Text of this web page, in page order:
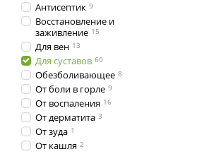
Антисептик 9
Восстановление и
заживление 15
Для вен 13
Для суставов 60
Обезболивающее 8
От боли в горле 9
От воспаления 16
От дерматита 3
От зуда 1
От кашля 2